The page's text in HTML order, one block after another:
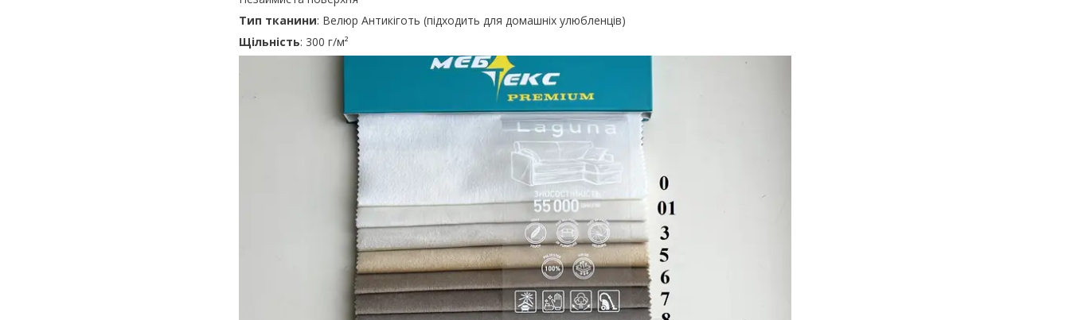
Тип тканини: Велюр Антикіготь (підходить для домашніх улюбленців)
Щільність: 300 г/м²